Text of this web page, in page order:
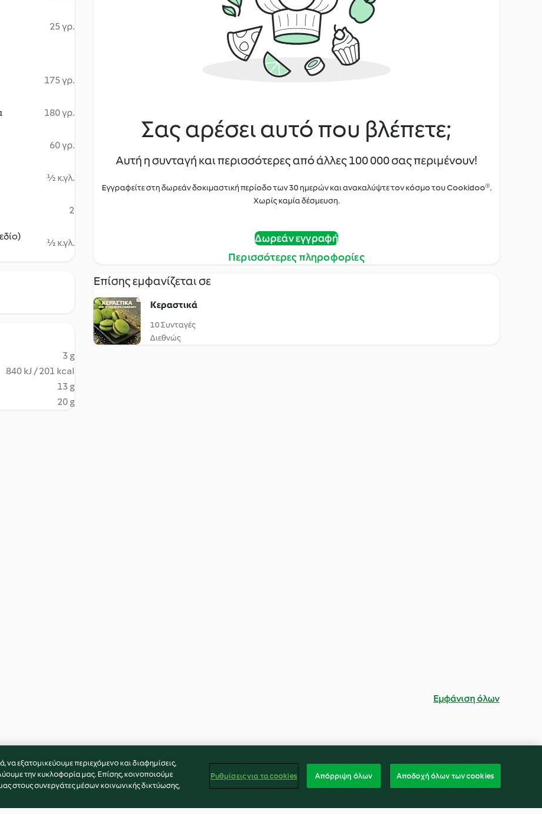
25 γρ.
175 γρ.
180 γρ.
60 γρ.
½ κ.γλ.
2
½ κ.γλ.
3 g
840 kJ / 201 kcal
13 g
20 g
Σας αρέσει αυτό που βλέπετε;
Αυτή η συνταγή και περισσότερες από άλλες 100 000 σας περιμένουν!
Εγγραφείτε στη δωρεάν δοκιμαστική περίοδο των 30 ημερών και ανακαλύψτε τον κόσμο του Cookidoo®.
Χωρίς καμία δέσμευση.
Δωρεάν εγγραφή
Περισσότερες πληροφορίες
Επίσης εμφανίζεται σε
Κεραστικά
10 Συνταγές
Διεθνώς
Εμφάνιση όλων
εξατομικεύουμε περιεχόμενο και διαφημίσεις,
την κυκλοφορία μας. Επίσης, κοινοποιούμε
στους συνεργάτες μέσων κοινωνικής δικτύωσης,
Ρυθμίσεις για τα cookies Απόρριψη όλων Αποδοχή όλων των cookies